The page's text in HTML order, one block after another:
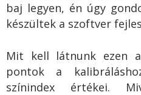
baj legyen, én úgy
készültek a szoftver
Mit kell látnunk ezen
pontok a
színindex értékei.